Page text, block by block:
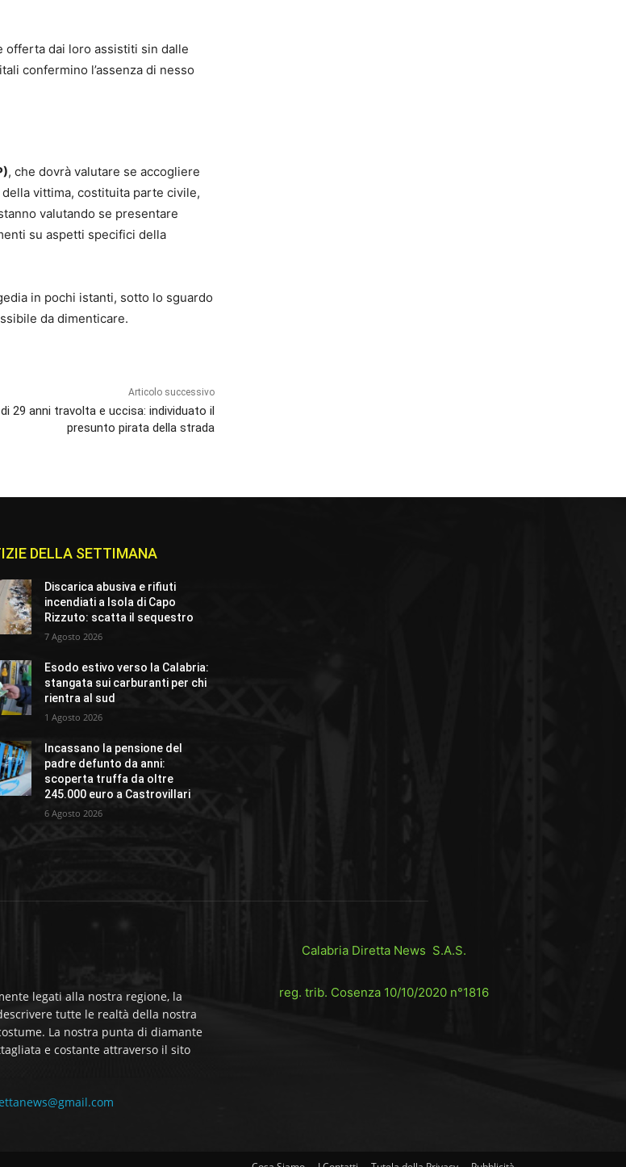
offerta dai loro assistiti sin dalle
confermino l’assenza di nesso
, che dovrà valutare se accogliere
vittima, costituita parte civile,
valutando se presentare
su aspetti specifici della
in pochi istanti, sotto lo sguardo
da dimenticare.
Articolo successivo
29 anni travolta e uccisa: individuato il
presunto pirata della strada
DELLA SETTIMANA
Discarica abusiva e rifiuti
incendiati a Isola di Capo
Rizzuto: scatta il sequestro
7 Agosto 2026
Esodo estivo verso la Calabria:
stangata sui carburanti per chi
rientra al sud
1 Agosto 2026
Incassano la pensione del
padre defunto da anni:
scoperta truffa da oltre
245.000 euro a Castrovillari
6 Agosto 2026
legati alla nostra regione, la
tutte le realtà della nostra
La nostra punta di diamante
e costante attraverso il sito
Calabria Diretta News S.A.S.
reg. trib. Cosenza 10/10/2020 n°1816